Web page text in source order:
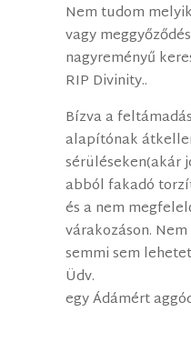
Nem tudom
vagy
nagyreményű
RIP Divinity..
Bízva a
alapítónak
sérüléseken(akár
abból fakadó
és a nem
várakozáson.
semmi sem
Üdv.
egy Ádámért